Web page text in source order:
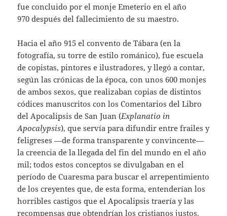
fue concluido por el monje Emeterio en el año
970 después del fallecimiento de su maestro.
Hacia el año 915 el convento de Tábara (en la
fotografía, su torre de estilo románico), fue escuela
de copistas, pintores e ilustradores, y llegó a contar,
según las crónicas de la época, con unos 600 monjes
de ambos sexos, que realizaban copias de distintos
códices manuscritos con los Comentarios del Libro
del Apocalipsis de San Juan (Explanatio in
Apocalypsis), que servía para difundir entre frailes y
feligreses —de forma transparente y convincente—
la creencia de la llegada del fin del mundo en el año
mil; todos estos conceptos se divulgaban en el
período de Cuaresma para buscar el arrepentimiento
de los creyentes que, de esta forma, entenderían los
horribles castigos que el Apocalipsis traería y las
recompensas que obtendrían los cristianos justos.